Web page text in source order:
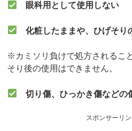
眼科用として使用しない
化粧したままや、ひげそり
※カミソリ負けで処方されるこ
そり後の使用はできません。
切り傷、ひっかき傷などの
スポンサーリン